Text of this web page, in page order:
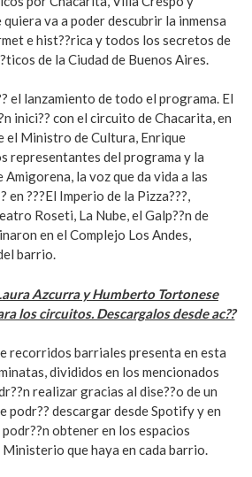
va a poder descubrir la inmensa
e hist??rica y todos los secretos de
de la Ciudad de Buenos Aires.
el lanzamiento de todo el programa. El
inici?? con el circuito de Chacarita, en
el Ministro de Cultura, Enrique
representantes del programa y la
la voz que da vida a las
en ???El Imperio de la Pizza???,
Roseti, La Nube, el Galp??n de
en el Complejo Los Andes,
barrio.
Azcurra y Humberto Tortonese
los circuitos. Descargalos desde ac??
recorridos barriales presenta en esta
divididos en los mencionados
realizar gracias al dise??o de un
podr?? descargar desde Spotify y en
podr??n obtener en los espacios
que haya en cada barrio.